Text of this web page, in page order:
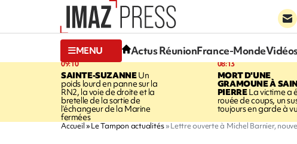
MENU Actus RéunionFrance-Monde
09:10
SAINTE-SUZANNEUn
poids lourd en panne sur la
RN2, la voie de droite et la
bretelle de la sortie de
l’échangeur de la Marine
fermées
08:13
MORT D'UNE
GRAMOUNE À
PIERRELa victime a
rouée de coups, un
toujours en garde à
Accueil Le Tampon actualités Lettre ouverte à Michel Barnier,